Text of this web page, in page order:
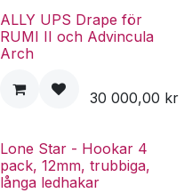
ALLY UPS Drape för
RUMI II och Advincula
Arch
30 000,00 kr
Lone Star - Hookar 4
pack, 12mm, trubbiga,
långa ledhakar